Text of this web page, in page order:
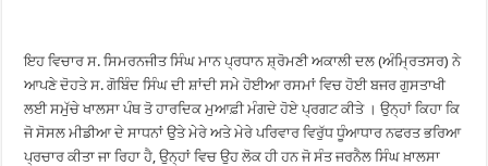
ਇਹ ਵਿਚਾਰ ਸ. ਸਿਮਰਨਜੀਤ ਸਿੰਘ ਮਾਨ ਪ੍ਰਧਾਨ ਸ਼੍ਰੋਮਣੀ ਅਕਾਲੀ ਦਲ (ਅੰਮ੍ਰਿਤਸਰ) ਨੇ
ਆਪਣੇ ਦੋਹਤੇ ਸ. ਗੋਬਿੰਦ ਸਿੰਘ ਦੀ ਸ਼ਾਂਦੀ ਸਮੇ ਹੋਈਆ ਰਸਮਾਂ ਵਿਚ ਹੋਈ ਬਜਰ ਗੁਸਤਾਖੀ
ਲਈ ਸਮੁੱਚੇ ਖਾਲਸਾ ਪੰਥ ਤੋ ਹਾਰਦਿਕ ਮੁਆਫ਼ੀ ਮੰਗਦੇ ਹੋਏ ਪ੍ਰਗਟ ਕੀਤੇ । ਉਨ੍ਹਾਂ ਕਿਹਾ ਕਿ
ਜੋ ਸੋਸਲ ਮੀਡੀਆ ਦੇ ਸਾਧਨਾਂ ਉਤੇ ਮੇਰੇ ਅਤੇ ਮੇਰੇ ਪਰਿਵਾਰ ਵਿਰੁੱਧ ਧੂੰਆਧਾਰ ਨਫਰਤ ਭਰਿਆ
ਪ੍ਰਚਾਰ ਕੀਤਾ ਜਾ ਰਿਹਾ ਹੈ, ਉਨ੍ਹਾਂ ਵਿਚ ਉਹ ਲੋਕ ਹੀ ਹਨ ਜੋ ਸੰਤ ਜਰਨੈਲ ਸਿੰਘ ਖ਼ਾਲਸਾ